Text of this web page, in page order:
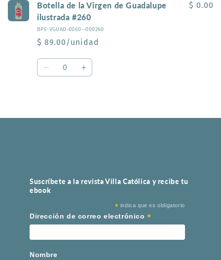
Botella de la Virgen de Guadalupe
ilustrada #260
BPE-VGUAD-0060--000260
$ 89.00/unidad
$ 0.00
Cantidad
Reducir
Aumentar
Suscríbete a la revista Villa Católica y recibe tu
ebook
* indica que es obligatorio
Dirección de correo electrónico*
Nombre